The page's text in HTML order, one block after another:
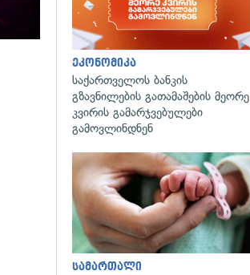
ეკონომიკა
საქართველოს ბანკის
გზავნილების გათამაშების მეორე
კვირის გამარჯვებულები
გამოვლინდნენ
სამართალი